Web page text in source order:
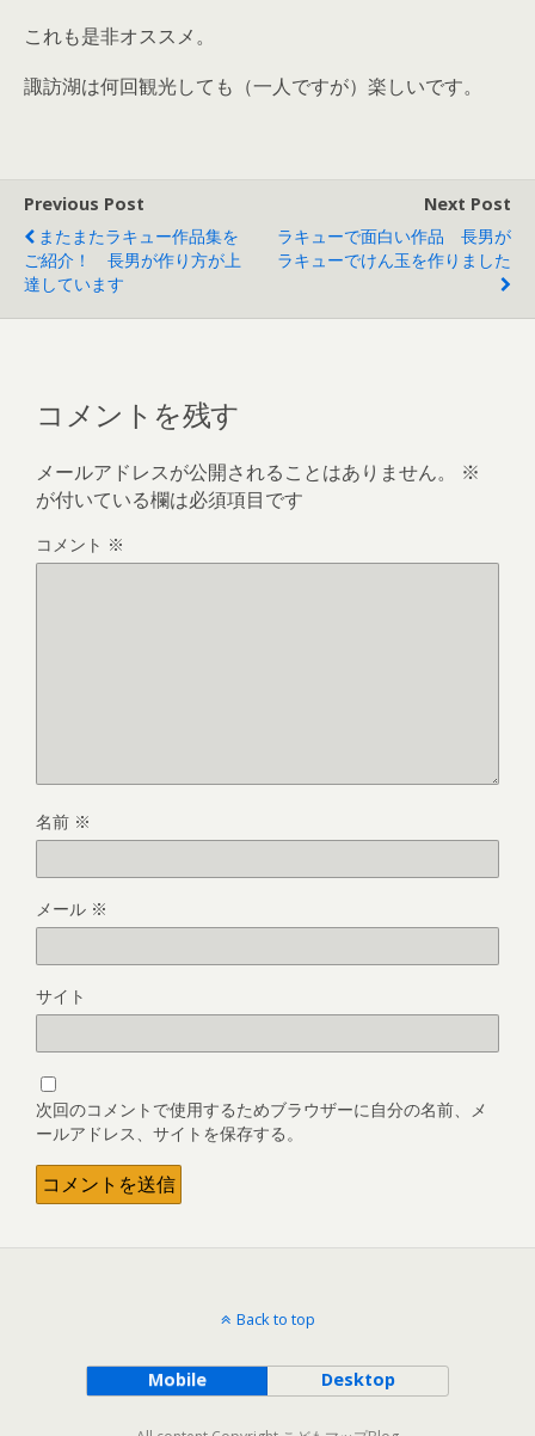
これも是非オススメ。
諏訪湖は何回観光しても（一人ですが）楽しいです。
Previous Post
またまたラキュー作品集を
ご紹介！ 長男が作り方が上
達しています
Next Post
ラキューで面白い作品 長男が
ラキューでけん玉を作りました
コメントを残す
メールアドレスが公開されることはありません。
※
が付いている欄は必須項目です
コメント ※
名前 ※
メール ※
サイト
次回のコメントで使用するためブラウザーに自分の名前、メ
ールアドレス、サイトを保存する。
Back to top
Mobile Desktop